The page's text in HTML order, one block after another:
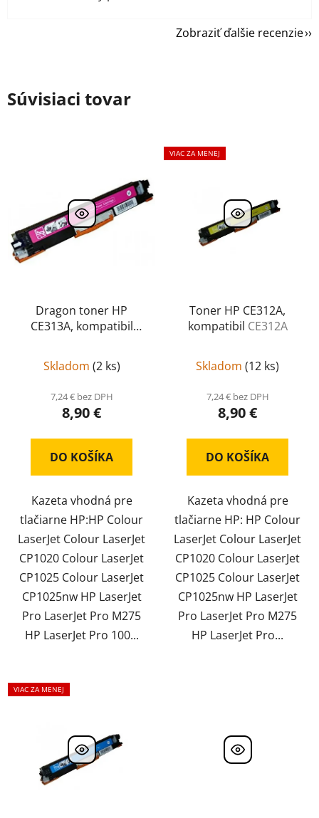
Zobraziť ďalšie recenzie
Súvisiaci tovar
Dragon toner HP
CE313A, kompatibil
Skladom (2 ks)
7,24 € bez DPH
8,90 €
DO KOŠÍKA
Kazeta vhodná pre
tlačiarne HP:HP Colour
LaserJet Colour LaserJet
CP1020 Colour LaserJet
CP1025 Colour LaserJet
CP1025nw HP LaserJet
Pro LaserJet Pro M275
HP LaserJet Pro 100...
VIAC ZA MENEJ
Toner HP CE312A,
kompatibil CE312A
Skladom (12 ks)
7,24 € bez DPH
8,90 €
DO KOŠÍKA
Kazeta vhodná pre
tlačiarne HP: HP Colour
LaserJet Colour LaserJet
CP1020 Colour LaserJet
CP1025 Colour LaserJet
CP1025nw HP LaserJet
Pro LaserJet Pro M275
HP LaserJet Pro...
VIAC ZA MENEJ